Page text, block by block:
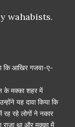
wahabists.
कि आखिर गजवा-ए-
के मक्का शहर में
यह दावा किया कि
रहे लोगों ने नकार
राजा था और मक्का में